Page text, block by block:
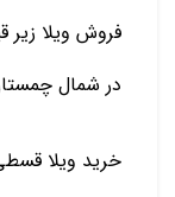
در شمال
خرید ویلا